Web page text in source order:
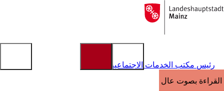
الانتقال إلى المحتوى
إلى
الصفحة
رئيس مكتب الخدمات الاجتماعية
القراءة بصوت عالٍ